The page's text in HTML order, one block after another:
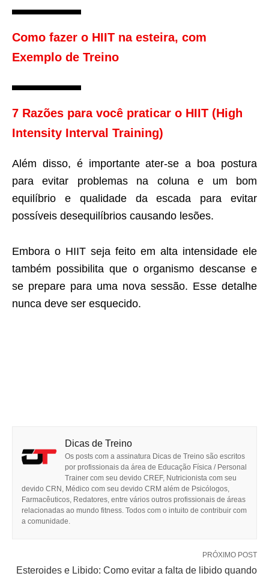
Como fazer o HIIT na esteira, com
Exemplo de Treino
7 Razões para você praticar o HIIT (High
Intensity Interval Training)
Além disso, é importante ater-se a boa postura
para evitar problemas na coluna e um bom
equilíbrio e qualidade da escada para evitar
possíveis desequilíbrios causando lesões.
Embora o HIIT seja feito em alta intensidade ele
também possibilita que o organismo descanse e
se prepare para uma nova sessão. Esse detalhe
nunca deve ser esquecido.
Dicas de Treino
Os posts com a assinatura Dicas de Treino são escritos
por profissionais da área de Educação Física / Personal
Trainer com seu devido CREF, Nutricionista com seu
devido CRN, Médico com seu devido CRM além de Psicólogos,
Farmacêuticos, Redatores, entre vários outros profissionais de áreas
relacionadas ao mundo fitness. Todos com o intuito de contribuir com
a comunidade.
PRÓXIMO POST
Esteroides e Libido: Como evitar a falta de libido quando